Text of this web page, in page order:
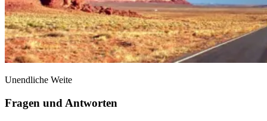
Unendliche Weite
Fragen und Antworten